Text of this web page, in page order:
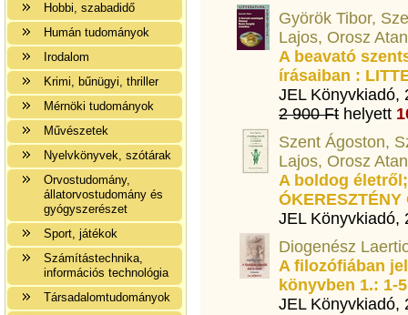
Hobbi, szabadidő
Humán tudományok
Irodalom
Krimi, bűnügyi, thriller
Mérnöki tudományok
Művészetek
Nyelvkönyvek, szótárak
Orvostudomány,
állatorvostudomány és
gyógyszerészet
Sport, játékok
Számítástechnika,
információs technológia
Társadalomtudományok
Györök Tibor,
Lajos, Orosz
A beavató
írásaiban :
JEL Könyvkiadó,
2 900 Ft helyett
Szent Ágoston,
Lajos, Orosz
A boldog
ÓKERESZTÉNY
JEL Könyvkiadó,
Diogenész
A filozófiában
könyvben 1.: 1-
JEL Könyvkiadó,